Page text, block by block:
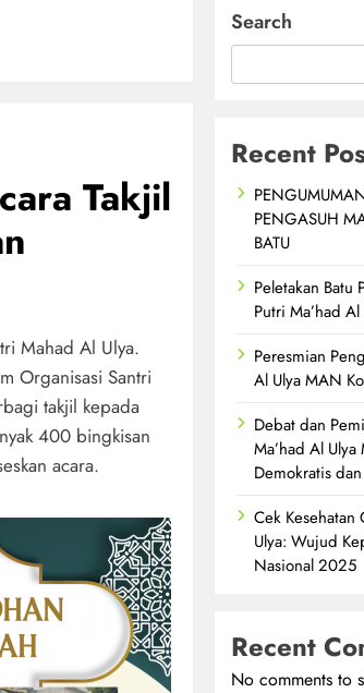
Takjil
Mahad Al Ulya.
Organisasi Santri
takjil kepada
400 bingkisan
acara.
Search
Recent
PENGASUH
BATU
Peletakan Batu
Putri Ma’had
Peresmian
Al Ulya MAN
Debat dan
Ma’had Al
Demokratis
Cek Kesehatan
Ulya: Wujud
Nasional 2025
Recent
No comments to